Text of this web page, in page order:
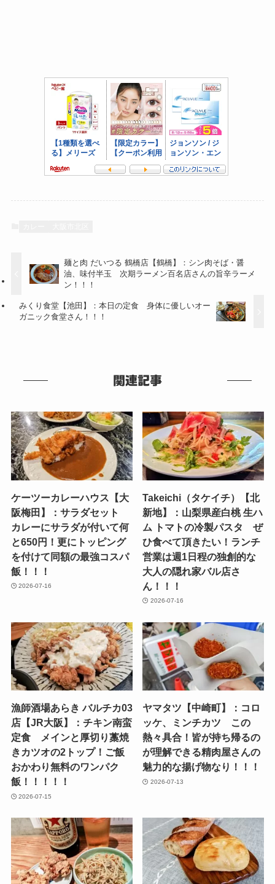
麺と肉 だいつる 鶴橋店【鶴橋】：シン肉そば・醤
油、味付半玉 次期ラーメン百名店さんの旨辛ラーメ
ン！！！
みくり食堂【池田】：本日の定食 身体に優しいオー
ガニック食堂さん！！！
関連記事
ケーツーカレーハウス【大
阪梅田】：サラダセット
カレーにサラダが付いて何
と650円！更にトッピング
を付けて同額の最強コスパ
飯！！！
2026-07-16
Takeichi（タケイチ）【北
新地】：山梨県産白桃 生ハ
ム トマトの冷製パスタ ぜ
ひ食べて頂きたい！ランチ
営業は週1日程の独創的な
大人の隠れ家バル店さ
ん！！！
2026-07-16
漁師酒場あらき バルチカ03
店【JR大阪】：チキン南蛮
定食 メインと厚切り藁焼
きカツオの2トップ！ご飯
おかわり無料のワンパク
飯！！！！！
2026-07-15
ヤマタツ【中崎町】：コロ
ッケ、ミンチカツ この
熱々具合！皆が持ち帰るの
が理解できる精肉屋さんの
魅力的な揚げ物なり！！！
2026-07-13